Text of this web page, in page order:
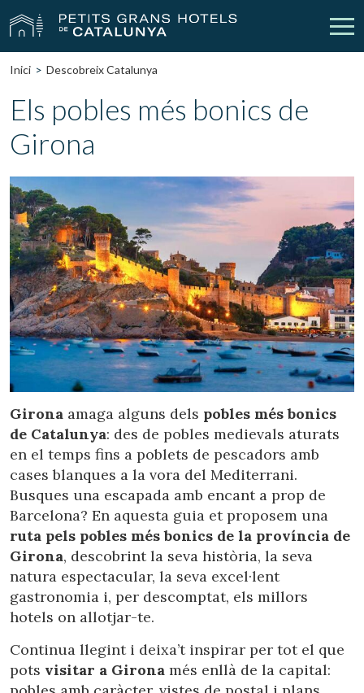
Els Nostres Hotels Escapades
Casaments
Xecs Regal Descobreix Catalunya
Contacte La meva reserva
vpn_key Inicia sessió person Crear compte
Ubicació/nom de l'hotel
CA ES EN FR
Inici Descobreix Catalunya
Els pobles més bonics de
Girona
Girona amaga alguns dels pobles més bonics
de Catalunya: des de pobles medievals aturats
en el temps fins a poblets de pescadors amb
cases blanques a la vora del Mediterrani.
Busques una escapada amb encant a prop de
Barcelona? En aquesta guia et proposem una
ruta pels pobles més bonics de la província de
Girona, descobrint la seva història, la seva
natura espectacular, la seva excel·lent
gastronomia i, per descomptat, els millors
hotels on allotjar-te.
Continua llegint i deixa’t inspirar per tot el que
pots visitar a Girona més enllà de la capital: